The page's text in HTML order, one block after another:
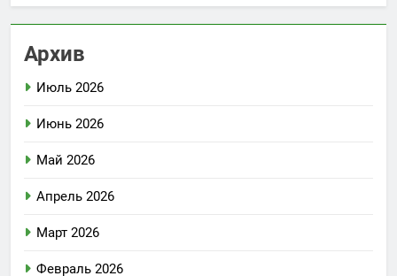
Архив
Июль 2026
Июнь 2026
Май 2026
Апрель 2026
Март 2026
Февраль 2026